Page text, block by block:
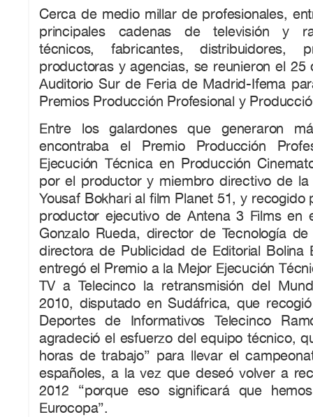
Cerca de medio millar de profesionales,
principales cadenas de televisión y
técnicos, fabricantes, distribuidores,
productoras y agencias, se reunieron el 25
Auditorio Sur de Feria de Madrid-Ifema
Premios Producción Profesional y
Entre los galardones que generaron
encontraba el Premio Producción
Ejecución Técnica en Producción
por el productor y miembro directivo de
Yousaf Bokhari al film Planet 51, y recogido
productor ejecutivo de Antena 3 Films en
Gonzalo Rueda, director de Tecnología
directora de Publicidad de Editorial Bolina
entregó el Premio a la Mejor Ejecución
TV a Telecinco la retransmisión del
2010, disputado en Sudáfrica, que
Deportes de Informativos Telecinco
agradeció el esfuerzo del equipo técnico,
horas de trabajo” para llevar el
españoles, a la vez que deseó volver a
2012 “porque eso significará que
Eurocopa”.